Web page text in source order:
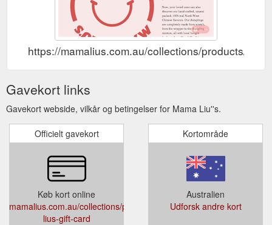
https://mamalius.com.au/collections/products/
Gavekort links
Gavekort webside, vilkår og betingelser for Mama Liu''s.
Officielt gavekort
Køb kort online
mamalius.com.au/collections/products/products/mama-
lius-gift-card
Kortområde
Australien
Udforsk andre kort